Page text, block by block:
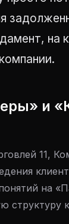
на
и
11,
на
структуру